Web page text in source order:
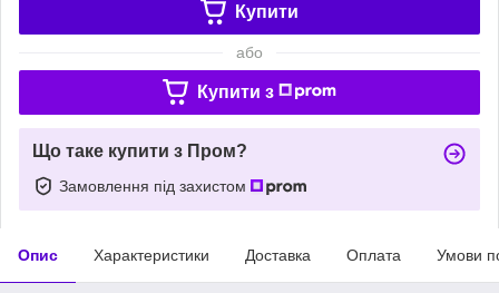
Купити
або
Купити з
Що таке купити з Пром?
Замовлення під захистом
Опис Характеристики Доставка Оплата Умови